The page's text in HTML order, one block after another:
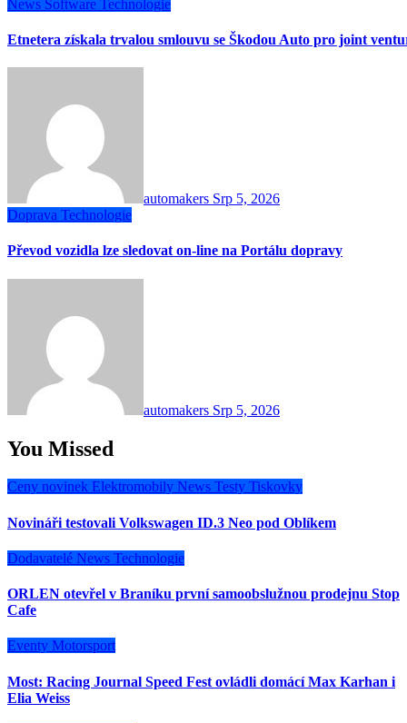
News Software Technologie
Etnetera získala trvalou smlouvu se Škodou Auto pro joint
automakers Srp 5, 2026
Doprava Technologie
Převod vozidla lze sledovat on-line na Portálu dopravy
automakers Srp 5, 2026
You Missed
Ceny novinek Elektromobily News Testy Tiskovky
Novináři testovali Volkswagen ID.3 Neo pod Oblíkem
Dodavatelé News Technologie
ORLEN otevřel v Braníku první samoobslužnou prodejnu Stop
Cafe
Eventy Motorsport
Most: Racing Journal Speed Fest ovládli domácí Max Karhan i
Elia Weiss